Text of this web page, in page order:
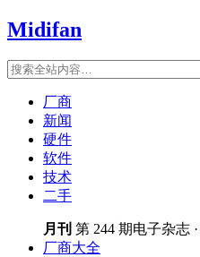
Midifan
厂商
新闻
硬件
软件
技术
二手
月刊 第 244 期电子杂志
厂商大全